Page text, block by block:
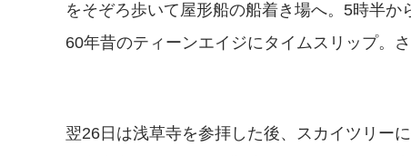
をそぞろ歩いて屋形船の船着き場へ。5時半か
60年昔のティーンエイジにタイムスリップ。
翌26日は浅草寺を参拝した後、スカイツリー